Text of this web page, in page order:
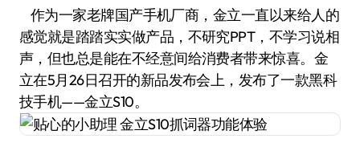
作为一家老牌国产手机厂商，金立一直以来给人的
感觉就是踏踏实实做产品，不研究PPT，不学习说相
声，但也总是能在不经意间给消费者带来惊喜。金
立在5月26日召开的新品发布会上，发布了一款黑科
技手机——金立S10。